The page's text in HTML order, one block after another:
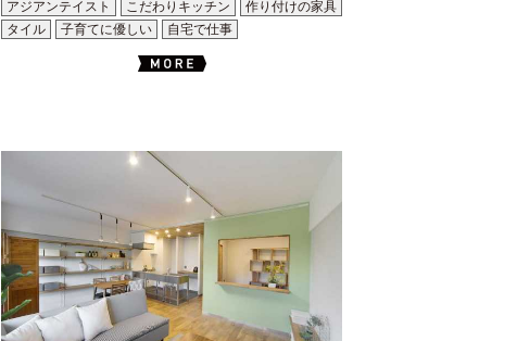
アジアンテイスト
こだわりキッチン
作り付けの家具
タイル
子育てに優しい 自宅で仕事